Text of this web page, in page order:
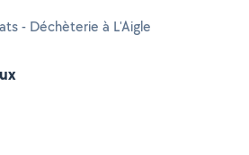
- Déchèterie à L'Aigle